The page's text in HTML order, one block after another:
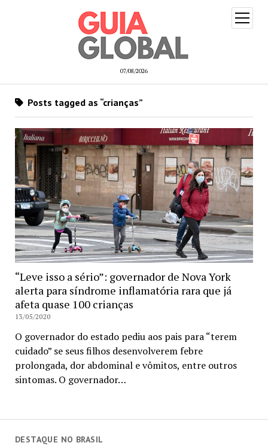
07/08/2026
open
menu
DESTAQUE NO BRASIL
Posts tagged as “crianças”
“Leve isso a sério”: governador de Nova York
alerta para síndrome inflamatória rara que já
afeta quase 100 crianças
13/05/2020
O governador do estado pediu aos pais para “terem
cuidado” se seus filhos desenvolverem febre
prolongada, dor abdominal e vômitos, entre outros
sintomas. O governador…